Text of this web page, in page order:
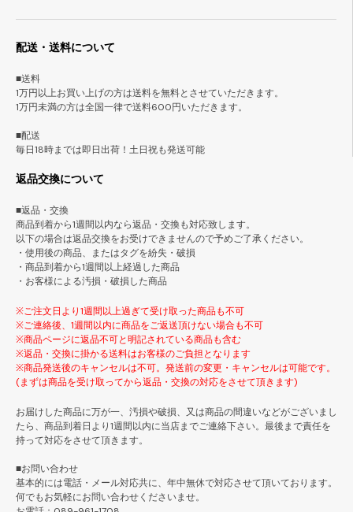
配送・送料について
■送料
1万円以上お買い上げの方は送料を無料とさせていただきます。
1万円未満の方は全国一律で送料600円いただきます。
■配送
毎日18時までは即日出荷！土日祝も発送可能
返品交換について
■返品・交換
商品到着から1週間以内なら返品・交換も対応致します。
以下の場合は返品交換をお受けできませんので予めご了承ください。
・使用後の商品、またはタグを紛失・破損
・商品到着から1週間以上経過した商品
・お客様による汚損・破損した商品
※ご注文日より1週間以上過ぎて受け取った商品も不可
※ご連絡後、1週間以内に商品をご返送頂けない場合も不可
※商品ページに返品不可と明記されている商品も含む
※返品・交換に掛かる送料はお客様のご負担となります
※商品発送後のキャンセルは不可。発送前の変更・キャンセルは可能です。
(まずは商品を受け取ってから返品・交換の対応をさせて頂きます)
お届けした商品に万が一、汚損や破損、又は商品の間違いなどがございまし
たら、商品到着日より1週間以内に当店までご連絡下さい。最後まで責任を
持って対応をさせて頂きます。
■お問い合わせ
基本的には電話・メール対応共に、年中無休で対応させて頂いております。
何でもお気軽にお問い合わせくださいませ。